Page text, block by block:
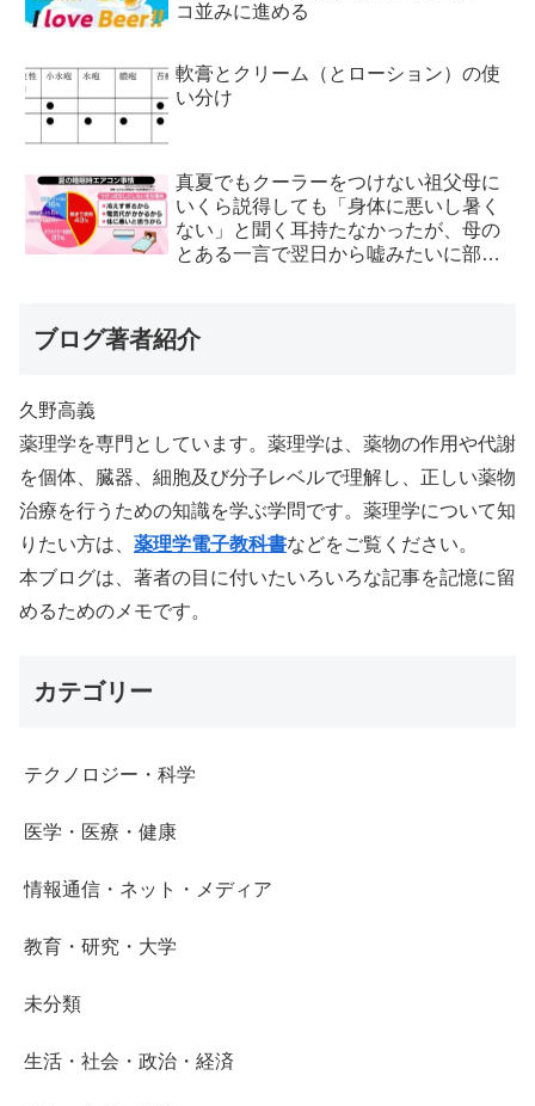
コ並みに進める
軟膏とクリーム（とローション）の使
い分け
真夏でもクーラーをつけない祖父母に
いくら説得しても「身体に悪いし暑く
ない」と聞く耳持たなかったが、母の
とある一言で翌日から嘘みたいに部屋
ブログ著者紹介
久野高義
薬理学を専門としています。薬理学は、薬物の作用や代謝
を個体、臓器、細胞及び分子レベルで理解し、正しい薬物
治療を行うための知識を学ぶ学問です。薬理学について知
りたい方は、 薬理学電子教科書などをご覧ください。
本ブログは、著者の目に付いたいろいろな記事を記憶に留
めるためのメモです。
カテゴリー
テクノロジー・科学
医学・医療・健康
情報通信・ネット・メディア
教育・研究・大学
未分類
生活・社会・政治・経済